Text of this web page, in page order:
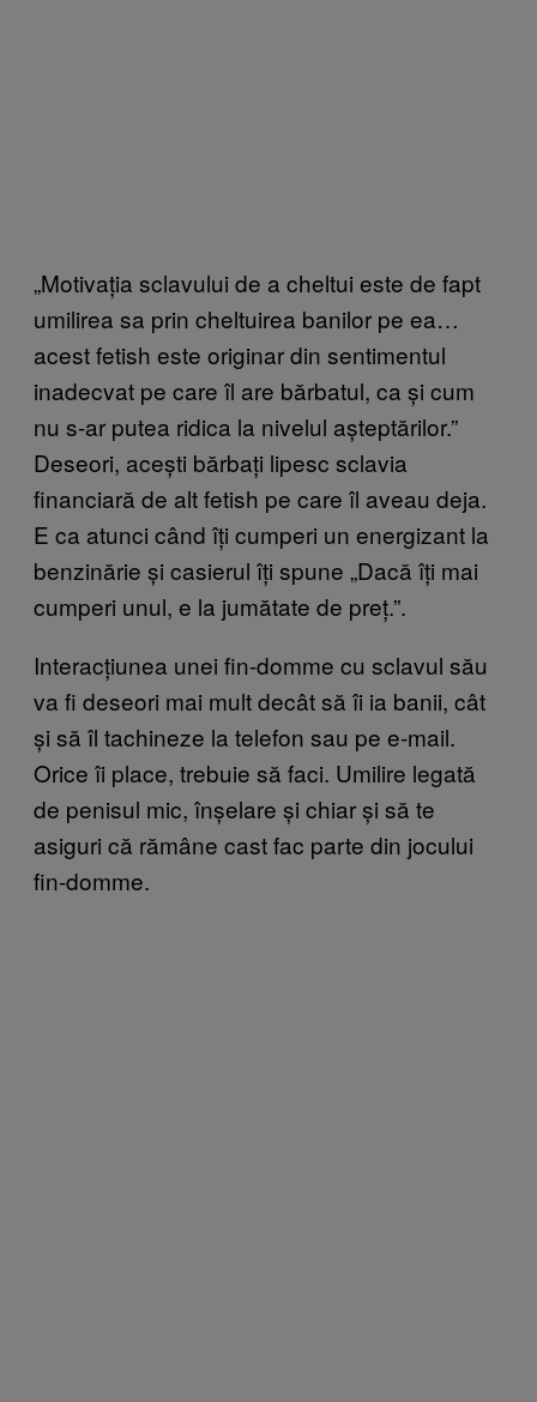
„Motivația sclavului de a cheltui este de fapt
umilirea sa prin cheltuirea banilor pe ea…
acest fetish este originar din sentimentul
inadecvat pe care îl are bărbatul, ca și cum
nu s-ar putea ridica la nivelul așteptărilor.”
Deseori, acești bărbați lipesc sclavia
financiară de alt fetish pe care îl aveau deja.
E ca atunci când îți cumperi un energizant la
benzinărie și casierul îți spune „Dacă îți mai
cumperi unul, e la jumătate de preț.”.
Interacțiunea unei fin-domme cu sclavul său
va fi deseori mai mult decât să îi ia banii, cât
și să îl tachineze la telefon sau pe e-mail.
Orice îi place, trebuie să faci. Umilire legată
de penisul mic, înșelare și chiar și să te
asiguri că rămâne cast fac parte din jocului
fin-domme.